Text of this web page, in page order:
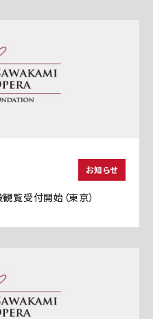
お知らせ
観覧受付開始（東京）